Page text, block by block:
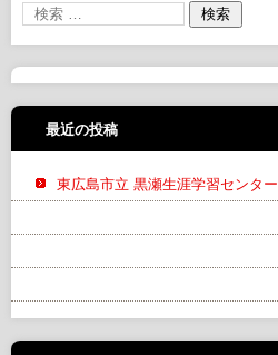
最近の投稿
東広島市立 黒瀬生涯学習センター